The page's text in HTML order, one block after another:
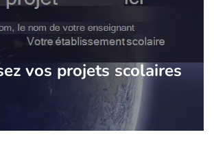
vos projets scolaires